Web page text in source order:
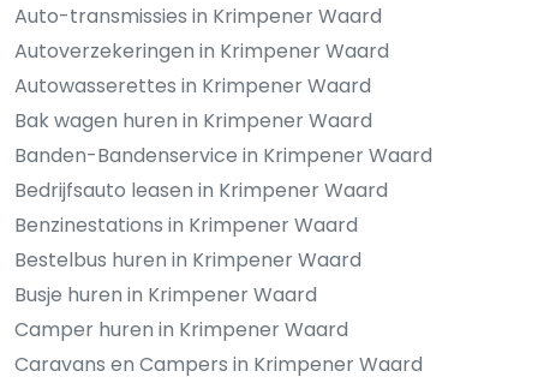
Auto-transmissies in Krimpener Waard
Autoverzekeringen in Krimpener Waard
Autowasserettes in Krimpener Waard
Bak wagen huren in Krimpener Waard
Banden-Bandenservice in Krimpener Waard
Bedrijfsauto leasen in Krimpener Waard
Benzinestations in Krimpener Waard
Bestelbus huren in Krimpener Waard
Busje huren in Krimpener Waard
Camper huren in Krimpener Waard
Caravans en Campers in Krimpener Waard